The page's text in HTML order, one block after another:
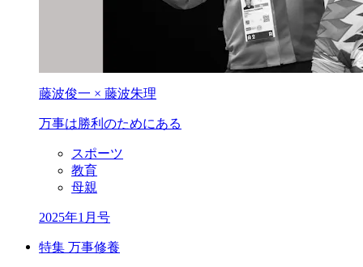
藤波俊一 × 藤波朱理
万事は勝利のためにある
スポーツ
教育
母親
2025年1月号
特集 万事修養